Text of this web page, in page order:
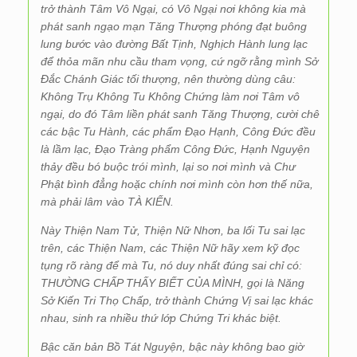
trở thành Tâm Vô Ngại, có Vô Ngại nơi không kia mà
phát sanh ngạo mạn Tăng Thượng phóng đạt buông
lung bước vào đường Bất Tịnh, Nghịch Hành lung lạc
để thỏa mãn nhu cầu tham vọng, cứ ngỡ rằng mình Sở
Đắc Chánh Giác tối thượng, nên thường dùng câu:
Không Trụ Không Tu Không Chứng làm nơi Tâm vô
ngại, do đó Tâm liền phát sanh Tăng Thượng, cười chê
các bậc Tu Hành, các phẩm Đạo Hạnh, Công Đức đều
là lầm lạc, Đạo Tràng phẩm Công Đức, Hạnh Nguyện
thảy đều bó buộc trói mình, lại so nơi mình và Chư
Phật bình đẳng hoặc chính nơi mình còn hơn thế nữa,
mà phải lâm vào TÀ KIẾN.
Này Thiện Nam Tử, Thiện Nữ Nhơn, ba lối Tu sai lạc
trên, các Thiện Nam, các Thiện Nữ hãy xem kỹ đọc
tụng rõ ràng để mà Tu, nó duy nhất đúng sai chỉ có:
THƯỜNG CHẤP THẤY BIẾT CỦA MÌNH, gọi là Năng
Sở Kiến Tri Thọ Chấp, trở thành Chứng Vị sai lạc khác
nhau, sinh ra nhiều thứ lớp Chứng Tri khác biệt.
Bậc căn bản Bồ Tát Nguyện, bậc này không bao giờ